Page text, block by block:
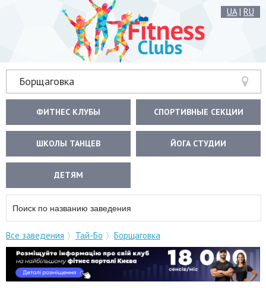
UA| RU
Борщаговка
ФИТНЕС КЛУБЫ СПОРТИВНЫЕ СЕКЦИИ
ШКОЛЫ ТАНЦЕВ ЙОГА СТУДИИ
ДЕТЯМ
Все заведения Тай-Бо Борщаговка